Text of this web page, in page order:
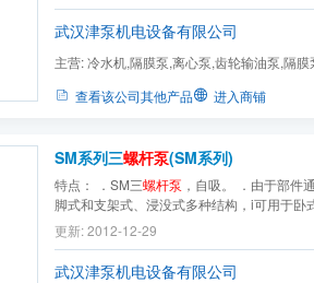
用于油料运输及加注，以及工业方面的管道
种液压...
武汉津泵机电设备有限公司
主营:冷水机,隔膜泵,离心泵,齿轮输油泵,隔
查看该公司其他产品 进入商铺
SM系列三螺杆泵(SM系列)
特点： ．SM三螺杆泵 ，自吸。 ．由于部件
脚式和支架式、浸没式多种结构，i可用于卧
装。 ．根据所输送介质需要还可提供加热或
更新: 2012-12-29
武汉津泵机电设备有限公司